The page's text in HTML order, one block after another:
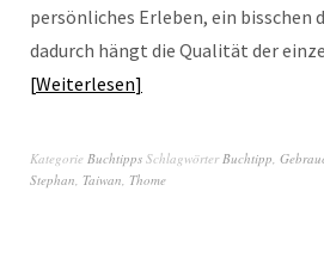
persönliches Erleben, ein bisschen
dadurch hängt die Qualität der
Weiterlesen
Kategorie Buchtipps Schlagwörter Buchtipp
Stephan Taiwan Thome